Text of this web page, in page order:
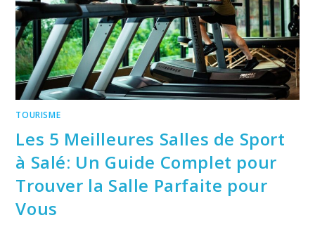
TOURISME
Les 5 Meilleures Salles de Sport
à Salé: Un Guide Complet pour
Trouver la Salle Parfaite pour
Vous